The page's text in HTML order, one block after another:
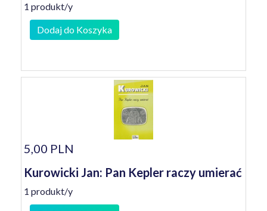
1 produkt/y
Dodaj do Koszyka
5,00 PLN
Kurowicki Jan: Pan Kepler raczy umierać
1 produkt/y